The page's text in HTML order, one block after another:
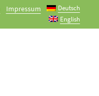
Impressum
Deutsch
English